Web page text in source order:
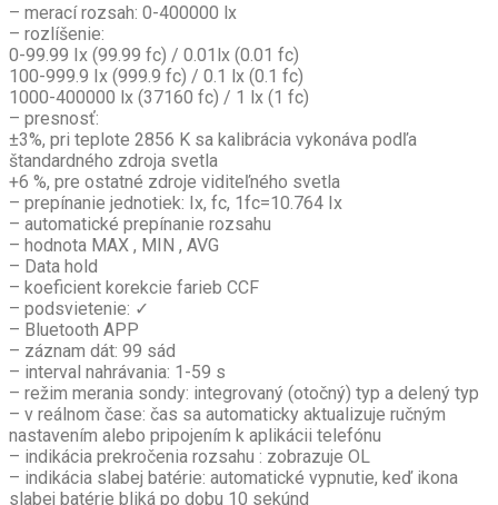
– merací rozsah: 0-400000 lx
– rozlíšenie:
0-99.99 Ix (99.99 fc) / 0.01lx (0.01 fc)
100-999.9 Ix (999.9 fc) / 0.1 lx (0.1 fc)
1000-400000 lx (37160 fc) / 1 lx (1 fc)
– presnosť:
±3%, pri teplote 2856 K sa kalibrácia vykonáva podľa
štandardného zdroja svetla
+6 %, pre ostatné zdroje viditeľného svetla
– prepínanie jednotiek: Ix, fc, 1fc=10.764 Ix
– automatické prepínanie rozsahu
– hodnota MAX , MIN , AVG
– Data hold
– koeficient korekcie farieb CCF
– podsvietenie: ✓
– Bluetooth APP
– záznam dát: 99 sád
– interval nahrávania: 1-59 s
– režim merania sondy: integrovaný (otočný) typ a delený typ
– v reálnom čase: čas sa automaticky aktualizuje ručným
nastavením alebo pripojením k aplikácii telefónu
– indikácia prekročenia rozsahu : zobrazuje OL
– indikácia slabej batérie: automatické vypnutie, keď ikona
slabej batérie bliká po dobu 10 sekúnd